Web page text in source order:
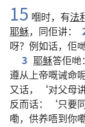
15 嗰时， 有法
耶稣， 同佢讲：
呀？ 例如话， 佢
3 耶稣答佢哋
遵从上帝嘅诫命
又话，‘对父母
反而话：‘只要
嘞， 供养唔到你